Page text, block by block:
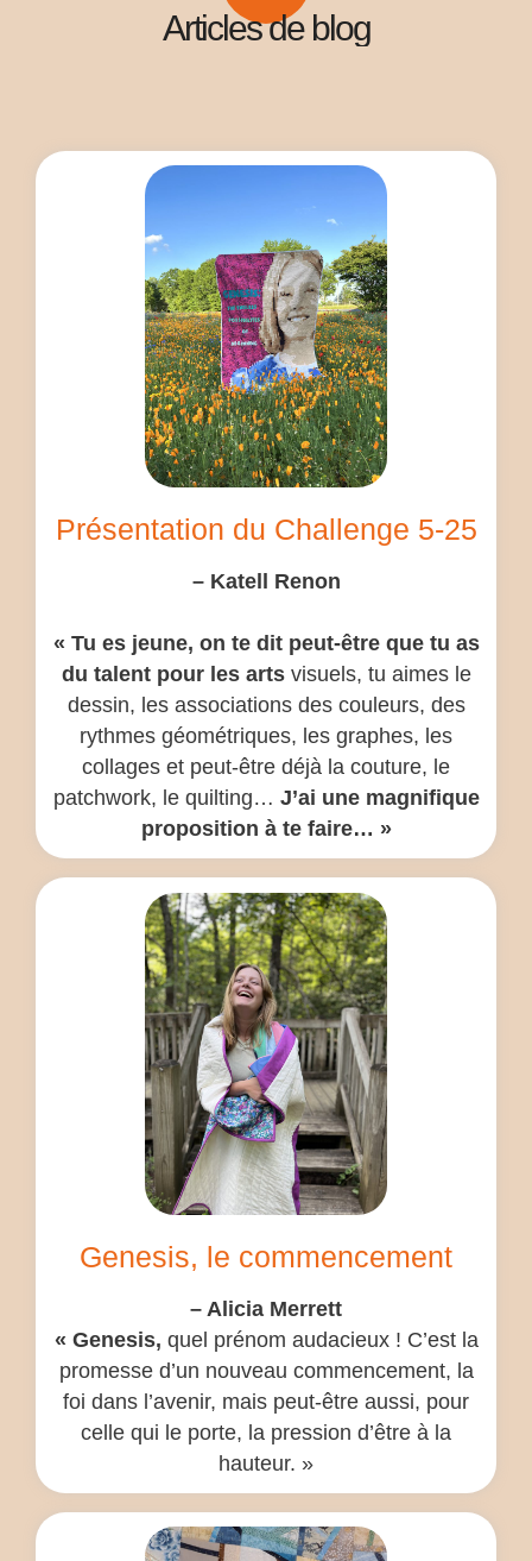
Articles de blog
Présentation du Challenge 5-25
– Katell Renon
« Tu es jeune, on te dit peut-être que tu as
du talent pour les arts visuels, tu aimes le
dessin, les associations des couleurs, des
rythmes géométriques, les graphes, les
collages et peut-être déjà la couture, le
patchwork, le quilting… J’ai une magnifique
proposition à te faire… »
Genesis, le commencement
– Alicia Merrett
« Genesis, quel prénom audacieux ! C’est la
promesse d’un nouveau commencement, la
foi dans l’avenir, mais peut-être aussi, pour
celle qui le porte, la pression d’être à la
hauteur. »